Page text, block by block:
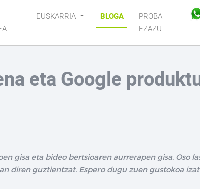
EUSKARRIA BLOGA
PROBA
EZAZU
eta Google
gisa eta bideo bertsioaren aurrerapen gisa. Oso
diren guztientzat. Espero dugu zuen gustokoa